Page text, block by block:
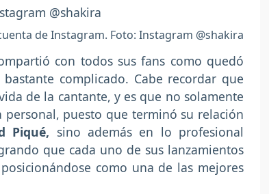
de Instagram. Foto: Instagram @shakira
con todos sus fans como quedó
complicado. Cabe recordar que
de la cantante, y es que no solamente
puesto que terminó su relación
Piqué, sino además en lo profesional
que cada uno de sus lanzamientos
como una de las mejores